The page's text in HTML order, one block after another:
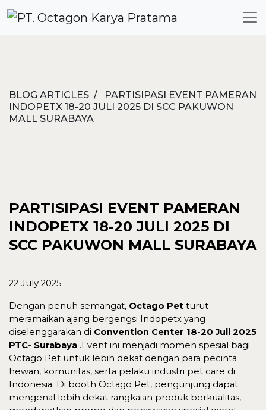
BLOG ARTICLES / PARTISIPASI EVENT PAMERAN
INDOPETX 18-20 JULI 2025 DI SCC PAKUWON
MALL SURABAYA
PARTISIPASI EVENT PAMERAN
INDOPETX 18-20 JULI 2025 DI
SCC PAKUWON MALL SURABAYA
22 July 2025
Dengan penuh semangat, Octago Pet turut
meramaikan ajang bergengsi Indopetx yang
diselenggarakan di Convention Center 18-20 Juli 2025
PTC- Surabaya .Event ini menjadi momen spesial bagi
Octago Pet untuk lebih dekat dengan para pecinta
hewan, komunitas, serta pelaku industri pet care di
Indonesia. Di booth Octago Pet, pengunjung dapat
mengenal lebih dekat rangkaian produk berkualitas,